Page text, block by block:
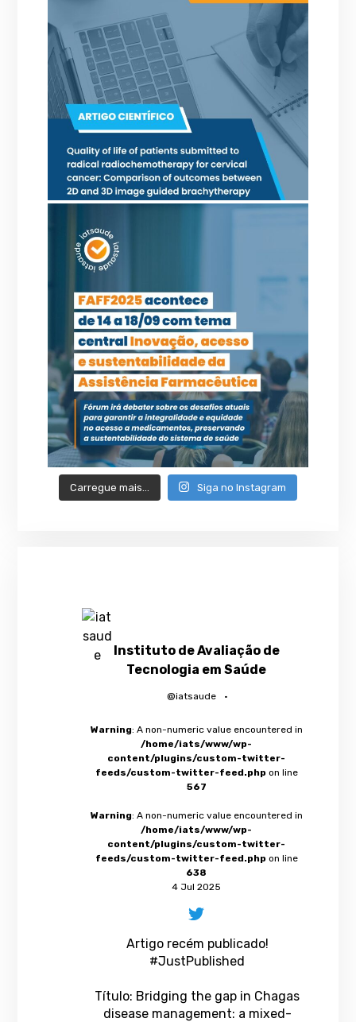
Carregue mais… Siga no Instagram
Instituto de Avaliação de
Tecnologia em Saúde
@iatsaude ·
Warning: A non-numeric value encountered in
/home/iats/www/wp-
content/plugins/custom-twitter-
feeds/custom-twitter-feed.php on line
567
Warning: A non-numeric value encountered in
/home/iats/www/wp-
content/plugins/custom-twitter-
feeds/custom-twitter-feed.php on line
638
4 Jul 2025
Artigo recém publicado!
#JustPublished
Título: Bridging the gap in Chagas
disease management: a mixed-